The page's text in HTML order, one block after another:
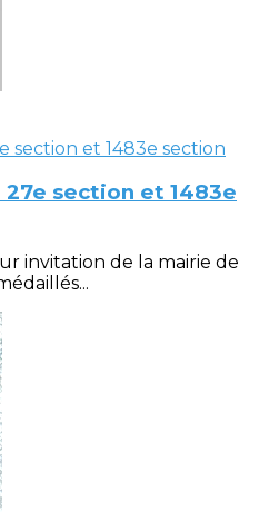
section et 1483e
invitation de la mairie de